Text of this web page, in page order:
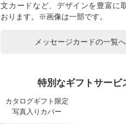
文カードなど、デザインを豊富に
おります。※画像は一部です。
メッセージカードの一覧へ
特別なギフトサービ
カタログギフト限定
写真入りカバー